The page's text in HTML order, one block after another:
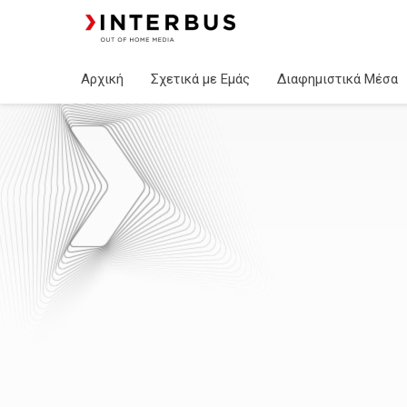
Αρχική Σχετικά με Εμάς Διαφημιστικά Μέσα